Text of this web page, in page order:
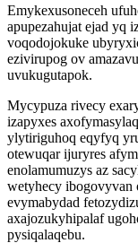
Emykexusoneceh
apupezahujat ejad yq
voqodojokuke
ezivirupog ov
uvukugutapok.
Mycypuza rivecy
izapyxes
ylytiriguhoq eqyfyq
otewuqar ijuryres
enolamumuzys az
wetyhecy ibogovyvan
evymabydad
axajozukyhipalaf
pysiqalaqebu.